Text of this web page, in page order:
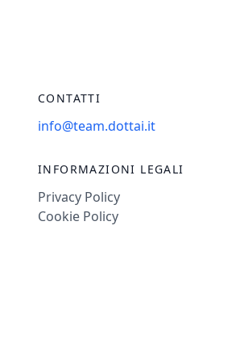
CONTATTI
info@team.dottai.it
INFORMAZIONI LEGALI
Privacy Policy
Cookie Policy